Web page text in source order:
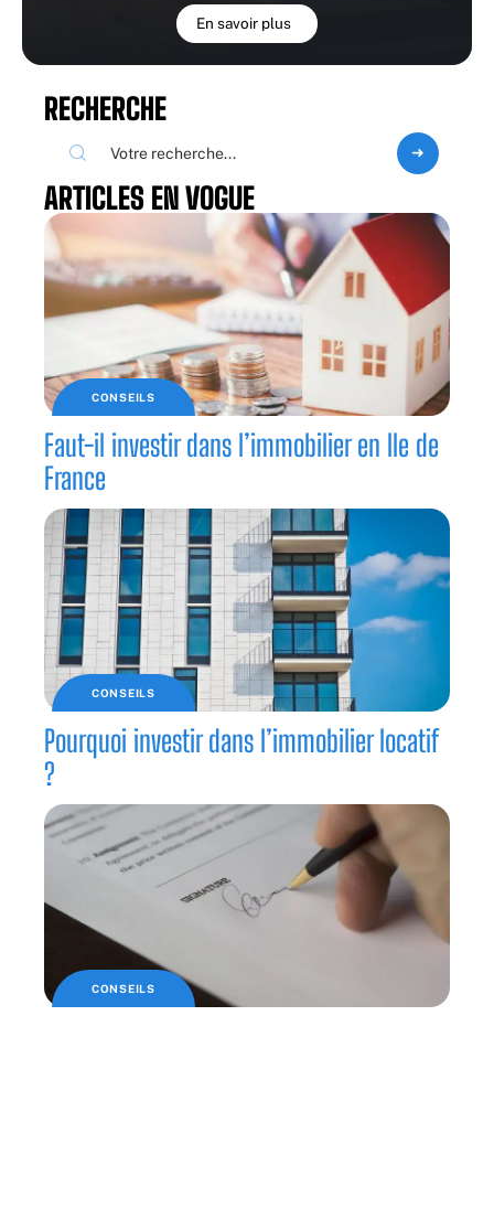
En savoir plus
RECHERCHE
ARTICLES EN VOGUE
CONSEILS
Faut-il investir dans l’immobilier en Ile de
France
CONSEILS
Pourquoi investir dans l’immobilier locatif
?
CONSEILS